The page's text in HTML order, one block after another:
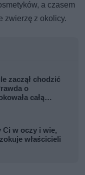
a czasem
zwierzę z okolicy.
zaczął chodzić
o
całą
Ci w oczy i wie,
właścicieli